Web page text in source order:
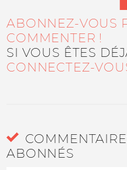
ABONNEZ-VOUS
COMMENTER !
SI VOUS ÊTES
CONNECTEZ-
ABONNÉS